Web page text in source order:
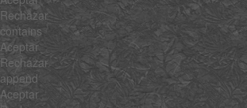
Rechazar
contains
Aceptar
Rechazar
append
Aceptar